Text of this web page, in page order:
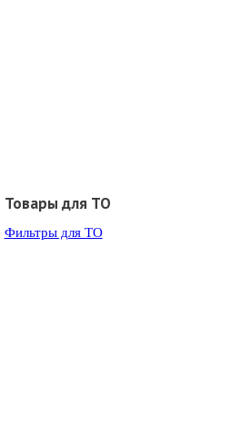
Товары для ТО
Фильтры для ТО